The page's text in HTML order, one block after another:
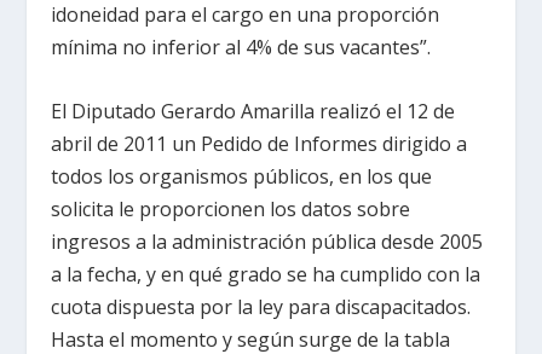
idoneidad para el cargo en una proporción
mínima no inferior al 4% de sus vacantes”.
El Diputado Gerardo Amarilla realizó el 12 de
abril de 2011 un Pedido de Informes dirigido a
todos los organismos públicos, en los que
solicita le proporcionen los datos sobre
ingresos a la administración pública desde 2005
a la fecha, y en qué grado se ha cumplido con la
cuota dispuesta por la ley para discapacitados.
Hasta el momento y según surge de la tabla